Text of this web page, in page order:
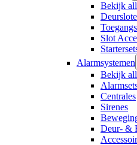
Bekijk
Slot
Alarmsystemen
Bekijk
Centrales
Sirenes
Deur- &